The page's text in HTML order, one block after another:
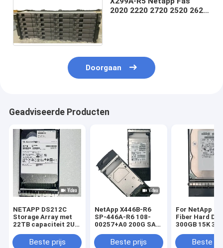
2020 2220 2720 2520 2620
Doorgaan
Geadviseerde Producten
NETAPP DS212C
Storage Array met
22TB capaciteit 2U
Dual Controller
Beste prijs
NetApp X446B-R6
SP-446A-R6 108-
00257+A0 200G SAS
446A-R6Beste prijs
For NetApp
Fiber Hard
300GB 15K
Beste